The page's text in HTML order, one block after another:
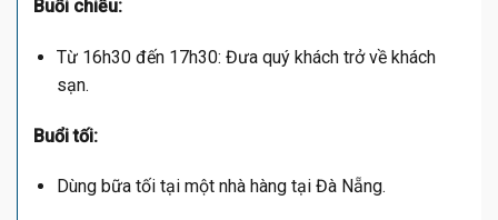
Buổi chiều:
Từ 16h30 đến 17h30: Đưa quý khách trở về khách
sạn.
Buổi tối:
Dùng bữa tối tại một nhà hàng tại Đà Nẵng.